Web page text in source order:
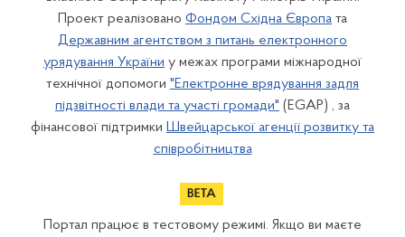
Проект реалізовано Фондом Східна Європа та
Державним агентством з питань електронного
урядування України у межах програми міжнародної
технічної допомоги "Електронне врядування задля
підзвітності влади та участі громади" (EGAP) , за
фінансової підтримки Швейцарської агенції розвитку та
співробітництва
Портал працює в тестовому режимі. Якщо ви маєте